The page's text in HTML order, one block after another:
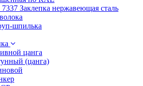
Заклепка нержавеющая сталь
шпилька
цанга
(цанга)